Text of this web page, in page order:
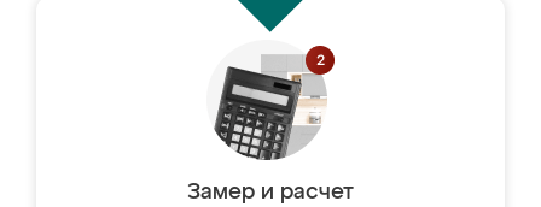
Замер и расчет